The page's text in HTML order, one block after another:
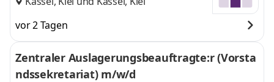
vor 2 Tagen
Zentraler Auslagerungsbeauftragte:r (Vorsta
ndssekretariat) m/w/d